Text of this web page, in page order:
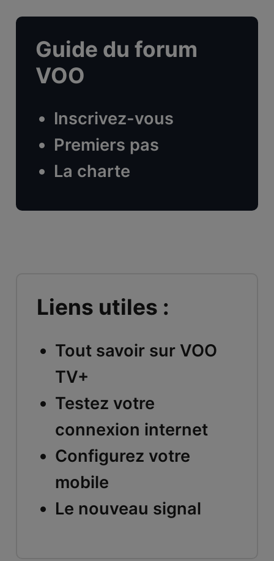
Guide du forum
VOO
Inscrivez-vous
Premiers pas
La charte
Liens utiles :
Tout savoir sur VOO
TV+
Testez votre
connexion internet
Configurez votre
mobile
Le nouveau signal